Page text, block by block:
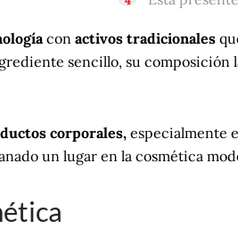
con activos tradicionales
sencillo, su
corporales, especialmente
un lugar en la cosmética